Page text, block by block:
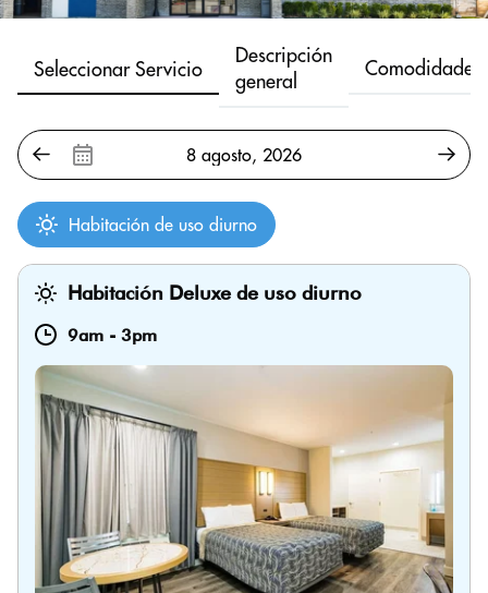
Seleccionar Servicio
Descripción
general
Comodidades
Habitación de uso diurno
Habitación Deluxe de uso diurno
9am - 3pm